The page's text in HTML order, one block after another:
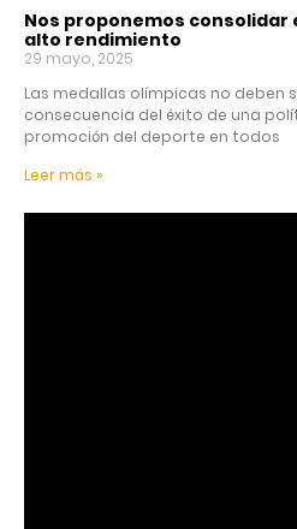
Nos proponemos consolidar
alto rendimiento
29 mayo, 2025
Las medallas olímpicas no deben
consecuencia del éxito de una
promoción del deporte en todos
Leer más »